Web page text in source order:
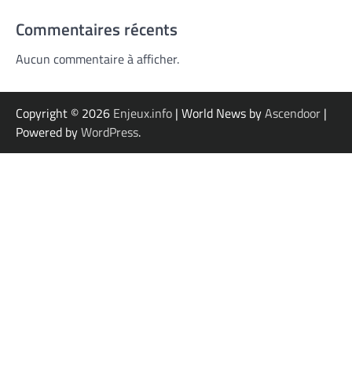
Commentaires récents
Aucun commentaire à afficher.
Copyright © 2026 Enjeux.info | World News byAscendoor |
Powered byWordPress.